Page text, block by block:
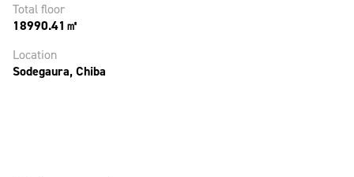
Total floor
18990.41㎡
Location
Sodegaura, Chiba